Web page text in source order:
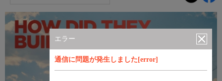
エラー
通信に問題が発生しました[error]